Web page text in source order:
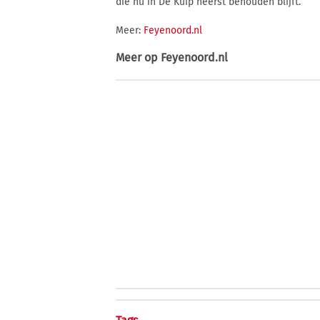
Meer: Feyenoord.nl
Meer op Feyenoord.nl